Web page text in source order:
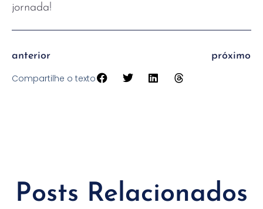
jornada!
anterior próximo
Compartilhe o texto
Posts Relacionados